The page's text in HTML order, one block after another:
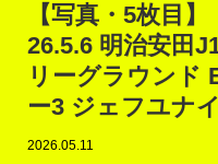
【写真・5枚目
26.5.6 明治安田
リーグラウンド
ー3 ジェフユナ
2026.05.11